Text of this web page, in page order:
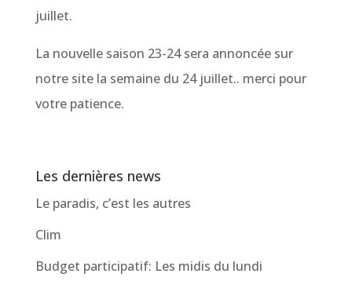
juillet.
La nouvelle saison 23-24 sera annoncée sur
notre site la semaine du 24 juillet.. merci pour
votre patience.
Les dernières news
Le paradis, c’est les autres
Clim
Budget participatif: Les midis du lundi